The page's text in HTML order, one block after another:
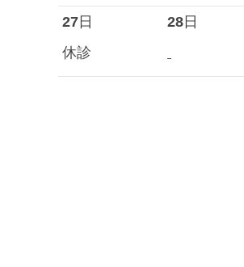
27 日
休診
28 日